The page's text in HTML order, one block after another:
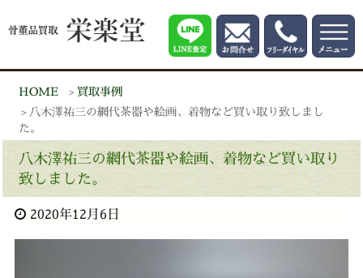
HOME
買取事例
八木澤祐三の網代茶器や絵画、着物など買い取り致しまし
た。
八木澤祐三の網代茶器や絵画、着物など買い取り
致しました。
2020年12月6日